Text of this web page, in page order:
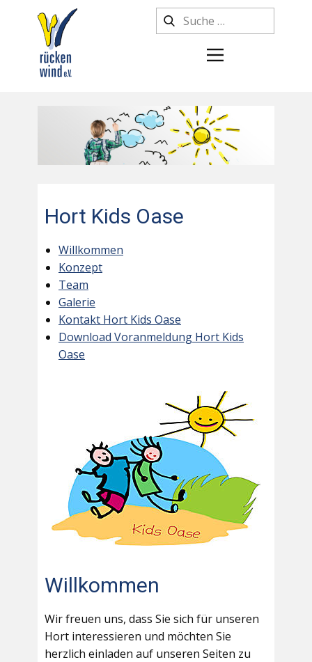
Hort Kids Oase
Willkommen
Konzept
Team
Galerie
Kontakt Hort Kids Oase
Download Voranmeldung Hort Kids
Oase
Willkommen
Wir freuen uns, dass Sie sich für unseren
Hort interessieren und möchten Sie
herzlich einladen auf unseren Seiten zu